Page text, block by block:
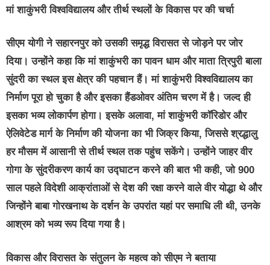
मां शाकुंभरी विश्वविद्यालय और तीर्थ स्थलों के विकास पर की चर्चा
सीएम योगी ने सहारनपुर को उसकी समृद्ध विरासत से जोड़ने पर जोर
दिया। उन्होंने कहा कि मां शाकुंभरी का पावन धाम और माता त्रिपुरी बाला
सुंदरी का स्थल इस क्षेत्र की पहचान हैं। मां शाकुंभरी विश्वविद्यालय का
निर्माण पूरा हो चुका है और इसका हैंडओवर अंतिम चरण में है। जल्द ही
इसका भव्य लोकार्पण होगा। इसके अलावा, मां शाकुंभरी कॉरिडोर और
ऐलिवेटेड मार्ग के निर्माण की योजना का भी जिक्र किया, जिससे श्रद्धालु
हर मौसम में आसानी से तीर्थ स्थल तक पहुंच सकेंगे। उन्होंने जाहर वीर
गोगा के सुंदरीकरण कार्य का उद्घाटन करने की बात भी कही, जो 900
साल पहले विदेशी आक्रांताओं से देश की रक्षा करने वाले वीर योद्धा थे और
जिन्होंने बाबा गोरखनाथ के दर्शन के उपरांत यहां पर समाधि ली थी, उनके
आश्रम को भव्य रूप दिया गया है।
विकास और विरासत के संतुलन के महत्व को सीएम ने बताया